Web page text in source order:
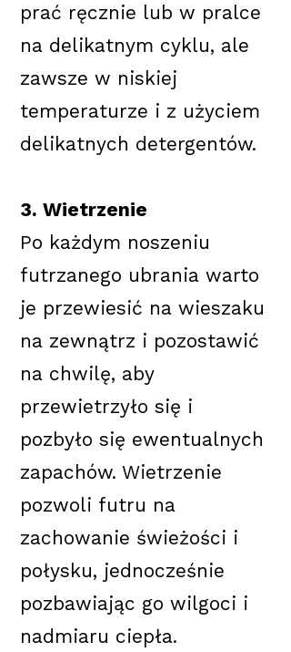
prać ręcznie lub w pralce
na delikatnym cyklu, ale
zawsze w niskiej
temperaturze i z użyciem
delikatnych detergentów.
3. Wietrzenie
Po każdym noszeniu
futrzanego ubrania warto
je przewiesić na wieszaku
na zewnątrz i pozostawić
na chwilę, aby
przewietrzyło się i
pozbyło się ewentualnych
zapachów. Wietrzenie
pozwoli futru na
zachowanie świeżości i
połysku, jednocześnie
pozbawiając go wilgoci i
nadmiaru ciepła.